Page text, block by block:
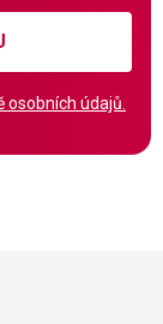
osobních údajů.